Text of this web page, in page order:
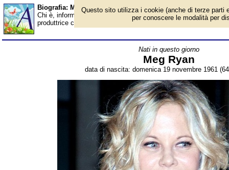
Biografia: Meg Ryan - età - Almanacco
Chi è, informazioni, foto, qual è la data di nascita, età, dove è
produttrice cinematografica americana. Breve biografia. Voce
Nati in questo giorno
Meg Ryan
data di nascita: domenica 19 novembre 1961
Questo sito utilizza i cookie (anche di terze parti
per conoscere le modalità per